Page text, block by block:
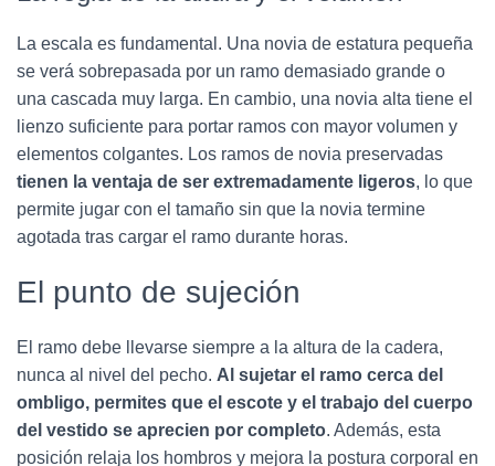
La escala es fundamental. Una novia de estatura pequeña
se verá sobrepasada por un ramo demasiado grande o
una cascada muy larga. En cambio, una novia alta tiene el
lienzo suficiente para portar ramos con mayor volumen y
elementos colgantes. Los ramos de novia preservadas
tienen la ventaja de ser extremadamente ligeros, lo que
permite jugar con el tamaño sin que la novia termine
agotada tras cargar el ramo durante horas.
El punto de sujeción
El ramo debe llevarse siempre a la altura de la cadera,
nunca al nivel del pecho. Al sujetar el ramo cerca del
ombligo, permites que el escote y el trabajo del cuerpo
del vestido se aprecien por completo. Además, esta
posición relaja los hombros y mejora la postura corporal en